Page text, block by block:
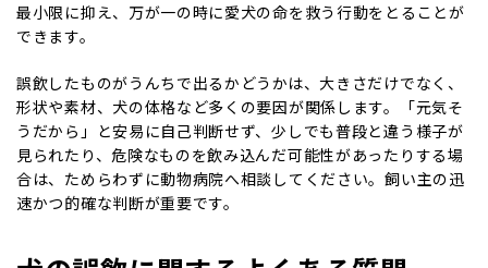
最小限に抑え、万が一の時に愛犬の命を救う行動をとることが
できます。
誤飲したものがうんちで出るかどうかは、大きさだけでなく、
形状や素材、犬の体格など多くの要因が関係します。「元気そ
うだから」と安易に自己判断せず、少しでも普段と違う様子が
見られたり、危険なものを飲み込んだ可能性があったりする場
合は、ためらわずに動物病院へ相談してください。飼い主の迅
速かつ的確な判断が重要です。